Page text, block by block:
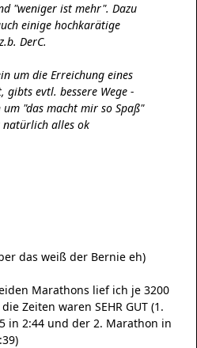
"weniger ist mehr". Dazu
einige hochkarätige
DerC.
um die Erreichung eines
gibts evtl. bessere Wege -
um "das macht mir so Spaß"
alles ok
das weiß der Bernie eh)
Marathons lief ich je 3200
Zeiten waren SEHR GUT (1.
in 2:44 und der 2. Marathon in